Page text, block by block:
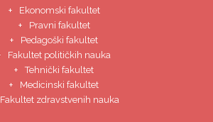
Ekonomski fakultet
Pravni fakultet
Pedagoški fakultet
Fakultet političkih nauka
Tehnički fakultet
Medicinski fakultet
Fakultet zdravstvenih nauka